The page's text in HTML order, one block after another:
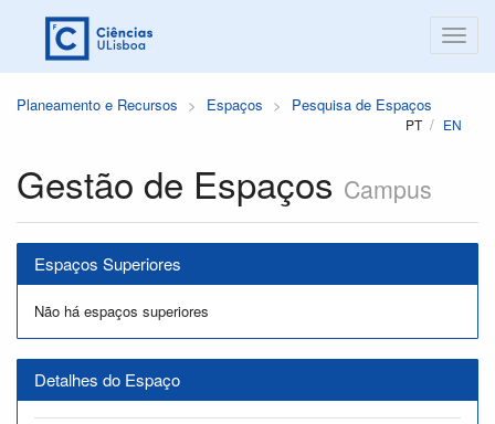
Planeamento e Recursos Espaços Pesquisa de Espaços
PT EN
Gestão de Espaços Campus
Espaços Superiores
Não há espaços superiores
Detalhes do Espaço